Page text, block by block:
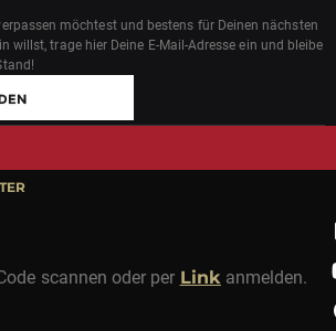
möchtest und bestens für Deinen nächsten
willst, trage hier Deine E-Mail-Adresse ein und bleibe
scannen oder per Link anmelden.